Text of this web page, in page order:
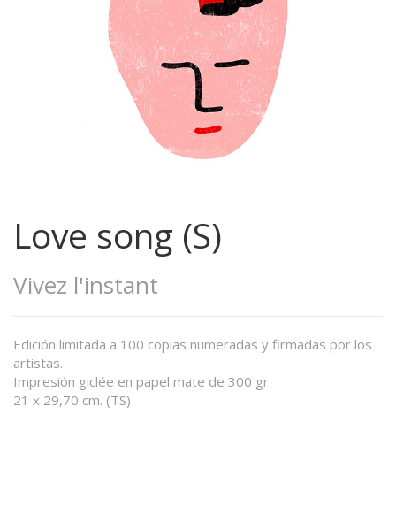
Love song (S)
Vivez l'instant
Edición limitada a 100 copias numeradas y firmadas por los
artistas.
Impresión giclée en papel mate de 300 gr.
21 x 29,70 cm. (TS)